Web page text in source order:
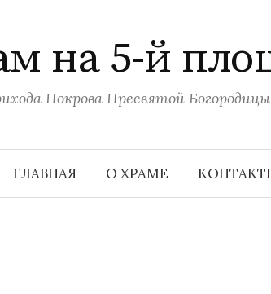
на 5-й
Покрова Пресвятой
ГЛАВНАЯ О ХРАМЕ